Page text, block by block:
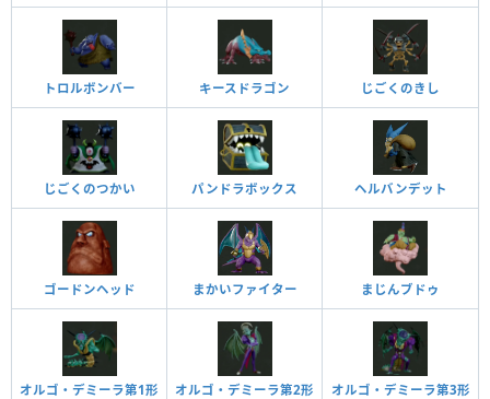
トロルボンバー キースドラゴン じごくのきし
じごくのつかい パンドラボックス ヘルバンデット
ゴードンヘッド まかいファイター まじんブドゥ
オルゴ・デミーラ第1形
オルゴ・デミーラ第2形
オルゴ・デミーラ第3形